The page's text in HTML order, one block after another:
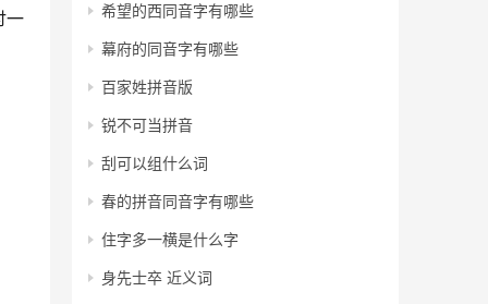
一 希望的西同音字有哪些
幕府的同音字有哪些
百家姓拼音版
锐不可当拼音
刮可以组什么词
春的拼音同音字有哪些
住字多一横是什么字
身先士卒 近义词